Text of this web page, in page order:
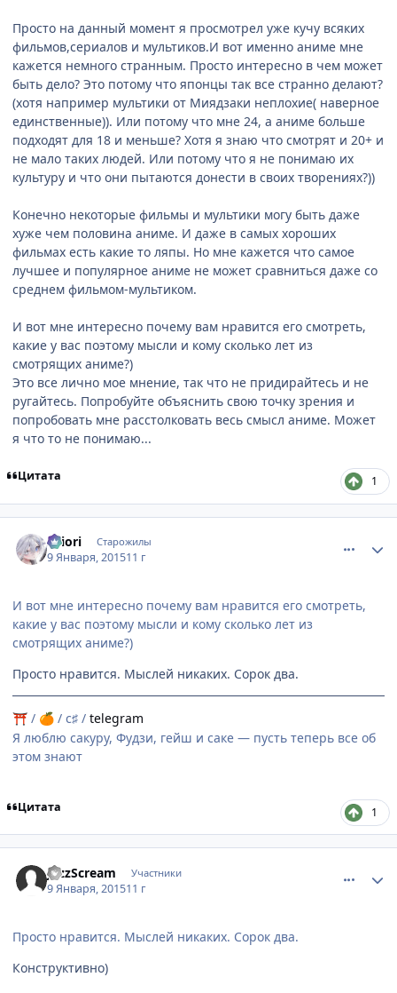
Просто на данный момент я просмотрел уже кучу всяких
фильмов,сериалов и мультиков.И вот именно аниме мне
кажется немного странным. Просто интересно в чем может
быть дело? Это потому что японцы так все странно делают?
(хотя например мультики от Миядзаки неплохие( наверное
единственные)). Или потому что мне 24, а аниме больше
подходят для 18 и меньше? Хотя я знаю что смотрят и 20+ и
не мало таких людей. Или потому что я не понимаю их
культуру и что они пытаются донести в своих творениях?))
Конечно некоторые фильмы и мультики могу быть даже
хуже чем половина аниме. И даже в самых хороших
фильмах есть какие то ляпы. Но мне кажется что самое
лучшее и популярное аниме не может сравниться даже со
среднем фильмом-мультиком.
И вот мне интересно почему вам нравится его смотреть,
какие у вас поэтому мысли и кому сколько лет из
смотрящих аниме?)
Это все лично мое мнение, так что не придирайтесь и не
ругайтесь. Попробуйте объяснить свою точку зрения и
попробовать мне расстолковать весь смысл аниме. Может
я что то не понимаю...
Цитата 1
shiоri Старожилы
9 Января, 201511 г
И вот мне интересно почему вам нравится его смотреть,
какие у вас поэтому мысли и кому сколько лет из
смотрящих аниме?)
Просто нравится. Мыслей никаких. Сорок два.
⛩ / 🍊 / c♯ / telegram
Я люблю сакуру, Фудзи, гейш и саке — пусть теперь все об
этом знают
Цитата 1
JazzScream Участники
9 Января, 201511 г
Просто нравится. Мыслей никаких. Сорок два.
Конструктивно)